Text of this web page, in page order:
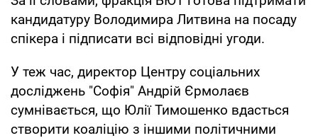
кандидатуру Володимира Литвина на посаду
спікера і підписати всі відповідні угоди.
У теж час, директор Центру соціальних
досліджень "Софія" Андрій Єрмолаєв
сумнівається, що Юлії Тимошенко вдасться
створити коаліцію з іншими політичними